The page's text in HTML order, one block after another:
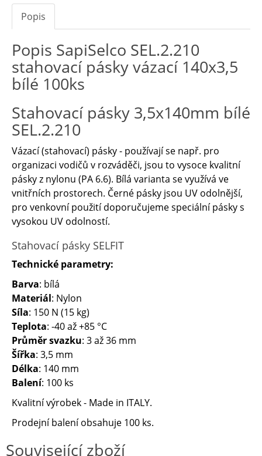
Popis
Popis SapiSelco SEL.2.210
stahovací pásky vázací 140x3,5
bílé 100ks
Stahovací pásky 3,5x140mm bílé
SEL.2.210
Vázací (stahovací) pásky - používají se např. pro
organizaci vodičů v rozváděči, jsou to vysoce kvalitní
pásky z nylonu (PA 6.6). Bílá varianta se využívá ve
vnitřních prostorech. Černé pásky jsou UV odolnější,
pro venkovní použití doporučujeme speciální pásky s
vysokou UV odolností.
Stahovací pásky SELFIT
Technické parametry:
Barva: bílá
Materiál: Nylon
Síla: 150 N (15 kg)
Teplota: -40 až +85 °C
Průměr svazku: 3 až 36 mm
Šířka: 3,5 mm
Délka: 140 mm
Balení: 100 ks
Kvalitní výrobek - Made in ITALY.
Prodejní balení obsahuje 100 ks.
Související zboží